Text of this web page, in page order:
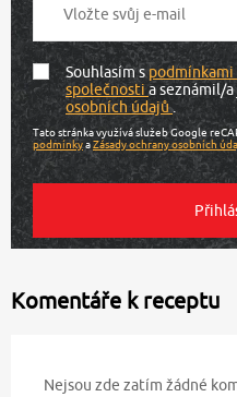
Souhlasím s
společnostia seznámil/
osobních údajů.
Tato stránka využívá služeb Google
podmínkyaZásady ochrany osobních
Komentáře k receptu
Nejsou zde zatím žádné